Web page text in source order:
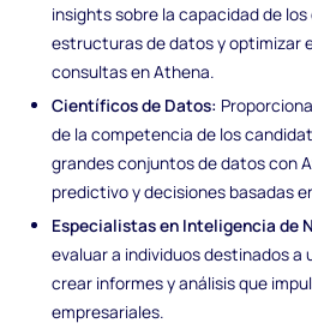
insights sobre la capacidad de
estructuras de datos y optimizar
consultas en Athena.
Científicos de Datos:
de la competencia de los
grandes conjuntos de datos con
predictivo y decisiones basadas
Especialistas en Inteligencia de
evaluar a individuos destinados a
crear informes y análisis que
empresariales.